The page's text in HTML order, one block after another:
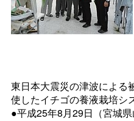
東日本大震災の津波による
使したイチゴの養液栽培シ
●平成25年8月29日（宮城県